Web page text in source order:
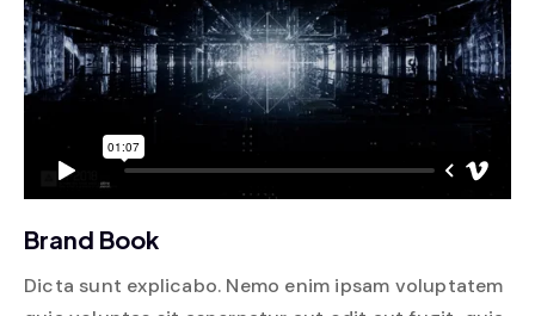
Brand Book
Dicta sunt explicabo. Nemo enim ipsam voluptatem